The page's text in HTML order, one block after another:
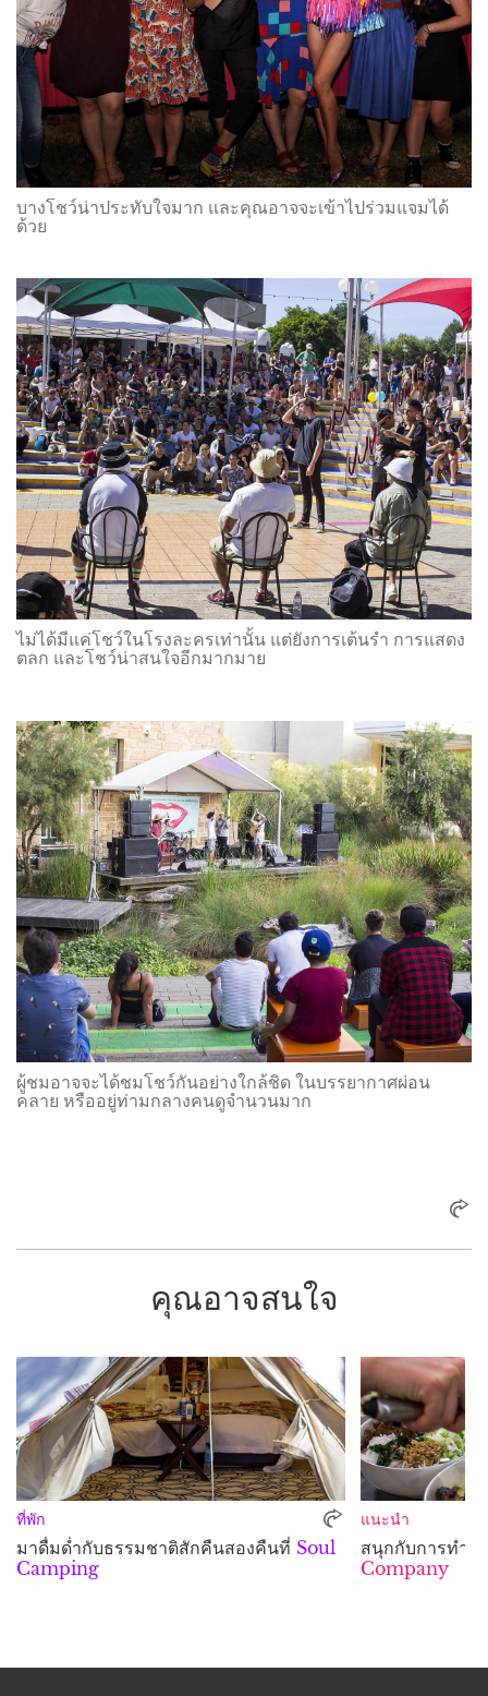
บางโชว์น่าประทับใจมาก และคุณอาจจะเข้าไปร่วมแจมได้
ด้วย
ไม่ได้มีแค่โชว์ในโรงละครเท่านั้น แต่ยังการเต้นรำ การแสดง
ตลก และโชว์น่าสนใจอีกมากมาย
ผู้ชมอาจจะได้ชมโชว์กันอย่างใกล้ชิด ในบรรยากาศผ่อน
คลาย หรืออยู่ท่ามกลางคนดูจำนวนมาก
คุณอาจสนใจ
ที่พัก
มาดื่มด่ำกับธรรมชาติสักคืนสองคืนที่ Soul
Camping
แนะนำ
สนุกกับการทำอ
Company